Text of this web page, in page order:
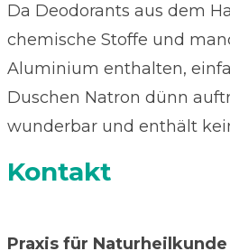
Da Deodorants aus dem
chemische Stoffe und
Aluminium enthalten,
Duschen Natron dünn
wunderbar und enthält
Kontakt
Praxis für Naturheilkunde